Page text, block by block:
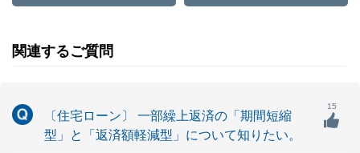
関連するご質問
〔住宅ローン〕 一部繰上返済の「期間短縮
型」と「返済額軽減型」について知りたい。
15